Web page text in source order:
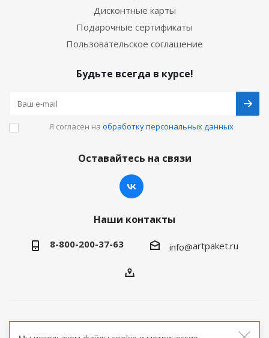
Дисконтные карты
Подарочные сертификаты
Пользовательское соглашение
Будьте всегда в курсе!
Я согласен на обработку персональных данных
Оставайтесь на связи
Наши контакты
8-800-200-37-63 info@artpaket.ru